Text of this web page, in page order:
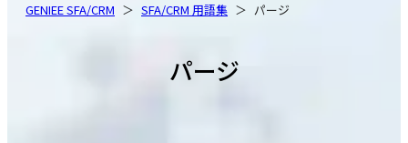
GENIEE SFA/CRM SFA/CRM 用語集 パージ
パージ